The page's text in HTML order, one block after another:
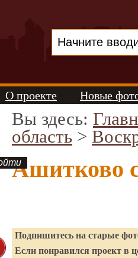
О проекте Новые
Вы здесь:
область >
Ашитково
Подпишитесь на старые
Если понравился проект в